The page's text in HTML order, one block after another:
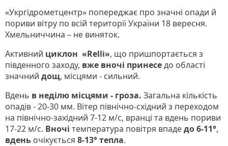
«Укргідрометцентр» попереджає про значні опади й
пориви вітру по всій території України 18 вересня.
Хмельниччина – не виняток.
Активний циклон «Relli», що пришпортається з
південного заходу, вже вночі принеседо області
значний дощ, місцями - сильний.
Вдень в неділю місцями - гроза. Загальна кількість
опадів - 20-30 мм. Вітер північно-східний з переходом
на північно-західний 7-12 м/с, вранці та вдень пориви
17-22 м/с. Вночі температура повітря впадедо 6-11°,
вдень очікується 8-13° тепла.